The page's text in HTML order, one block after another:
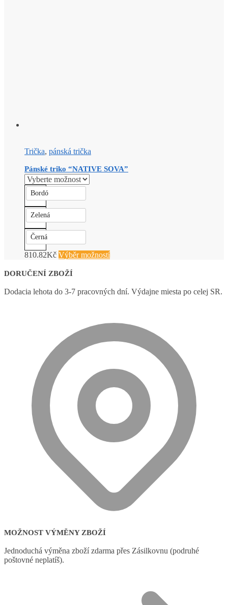
Trička, pánská trička
Pánské triko “NATIVE SOVA”
Bordó
Zelená
Černá
810.82Kč Výběr možností
DORUČENÍ ZBOŽÍ
Dodacia lehota do 3-7 pracovných dní. Výdajne miesta po celej SR.
MOŽNOST VÝMĚNY ZBOŽÍ
Jednoduchá výměna zboží zdarma přes Zásilkovnu (podruhé
poštovné neplatíš).